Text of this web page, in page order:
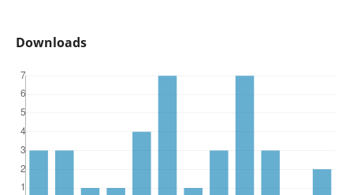
Downloads